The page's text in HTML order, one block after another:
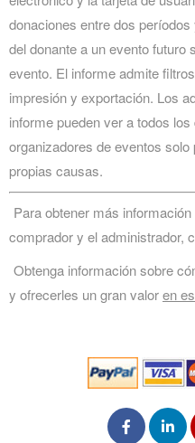
donaciones entre dos
del donante a un evento futuro
evento. El informe admite
impresión y exportación. Los
informe pueden ver a todos
organizadores de eventos
propias causas.
Para obtener más
comprador y el administrador,
Obtenga información sobre
y ofrecerles un gran valoren